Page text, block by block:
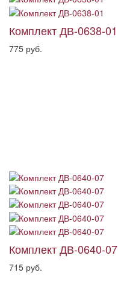
Комплект ДВ-0638-01
775 руб.
Комплект ДВ-0640-07
715 руб.